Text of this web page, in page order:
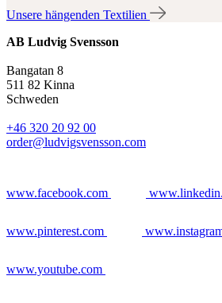
Unsere hängenden Textilien
AB Ludvig Svensson
Bangatan 8
511 82 Kinna
Schweden
+46 320 20 92 00
order@ludvigsvensson.com
www.facebook.com
www.pinterest.com
www.youtube.com